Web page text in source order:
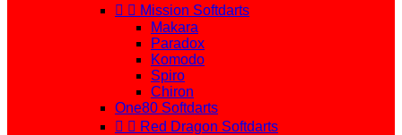
  Mission Softdarts
Makara
Paradox
Komodo
Spiro
Chiron
One80 Softdarts
  Red Dragon Softdarts